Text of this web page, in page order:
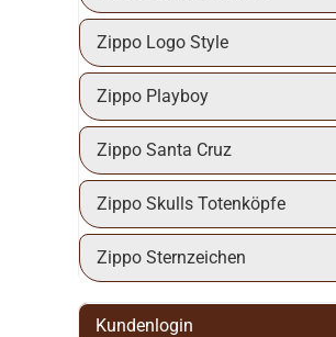
Zippo Logo Style
Zippo Playboy
Zippo Santa Cruz
Zippo Skulls Totenköpfe
Zippo Sternzeichen
Kundenlogin